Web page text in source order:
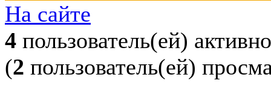
На сайте
4 пользователь(ей) активно
(2 пользователь(ей)